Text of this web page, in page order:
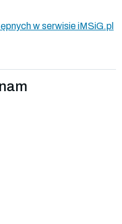
w serwisie iMSiG.pl